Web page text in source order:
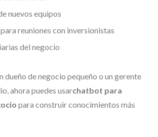
nuevos equipos
reuniones con inversionistas
del negocio
dueño de negocio pequeño o un gerente
ahora puedes usarchatbot para
para construir conocimientos más